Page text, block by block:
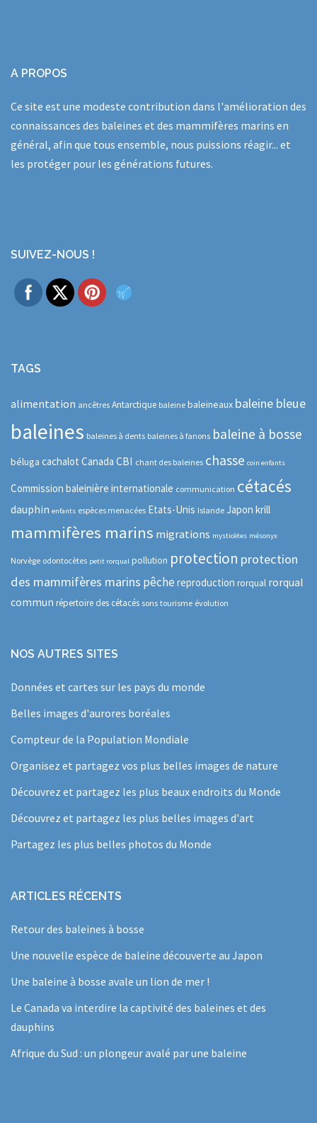
A PROPOS
Ce site est une modeste contribution dans l'amélioration des
connaissances des baleines et des mammifères marins en
général, afin que tous ensemble, nous puissions réagir... et
les protéger pour les générations futures.
SUIVEZ-NOUS !
TAGS
alimentation ancêtres Antarctique baleine baleineaux baleine bleue
baleines baleines à dents baleines à fanons baleine à bosse
béluga cachalot Canada CBI chant des baleines chasse coin enfants
Commission baleinière internationale communication cétacés
dauphin enfants espèces menacées Etats-Unis Islande Japon krill
mammifères marins migrations mysticètes mésonyx
Norvège odontocètes petit rorqual pollution protection protection
des mammifères marins pêche reproduction rorqual rorqual
commun répertoire des cétacés sons tourisme évolution
NOS AUTRES SITES
Données et cartes sur les pays du monde
Belles images d'aurores boréales
Compteur de la Population Mondiale
Organisez et partagez vos plus belles images de nature
Découvrez et partagez les plus beaux endroits du Monde
Découvrez et partagez les plus belles images d'art
Partagez les plus belles photos du Monde
ARTICLES RÉCENTS
Retour des baleines à bosse
Une nouvelle espèce de baleine découverte au Japon
Une baleine à bosse avale un lion de mer !
Le Canada va interdire la captivité des baleines et des
dauphins
Afrique du Sud : un plongeur avalé par une baleine